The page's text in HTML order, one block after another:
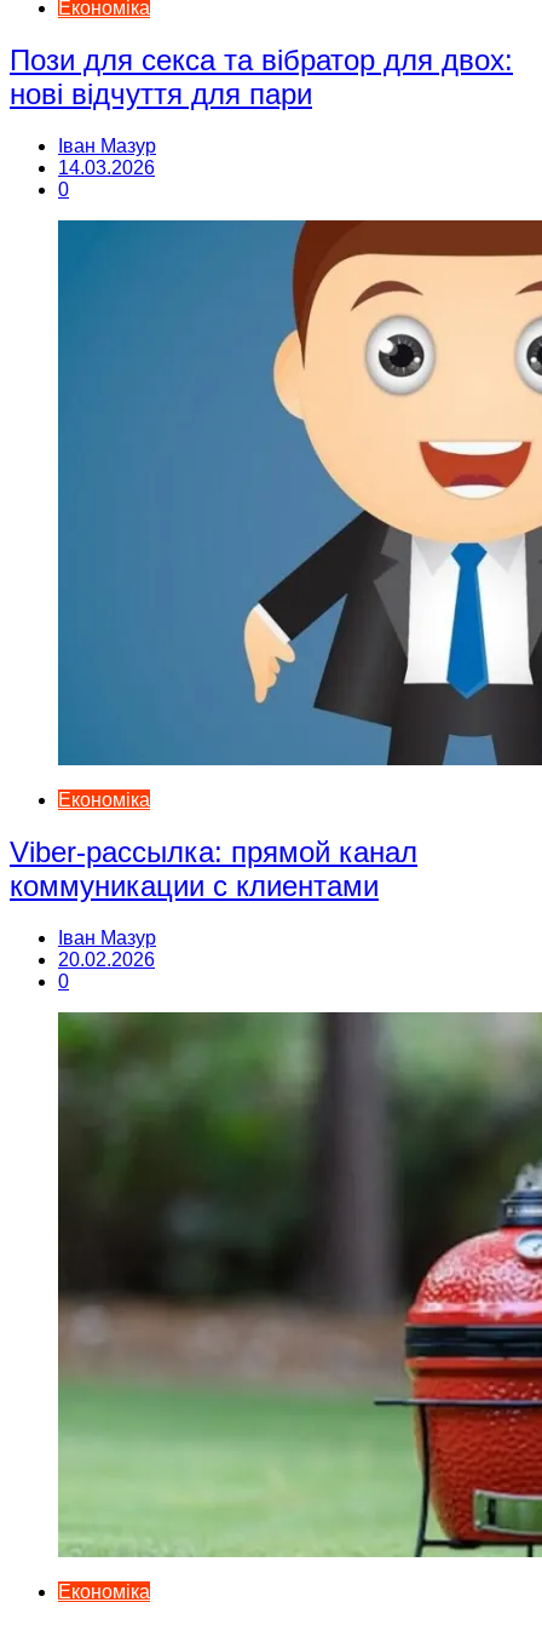
Економіка
Пози для секса та вібратор для двох:
нові відчуття для пари
Іван Мазур
14.03.2026
0
Економіка
Viber-рассылка: прямой канал
коммуникации с клиентами
Іван Мазур
20.02.2026
0
Економіка